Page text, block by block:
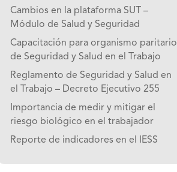
Cambios en la plataforma SUT –
Módulo de Salud y Seguridad
Capacitación para organismo paritario
de Seguridad y Salud en el Trabajo
Reglamento de Seguridad y Salud en
el Trabajo – Decreto Ejecutivo 255
Importancia de medir y mitigar el
riesgo biológico en el trabajador
Reporte de indicadores en el IESS